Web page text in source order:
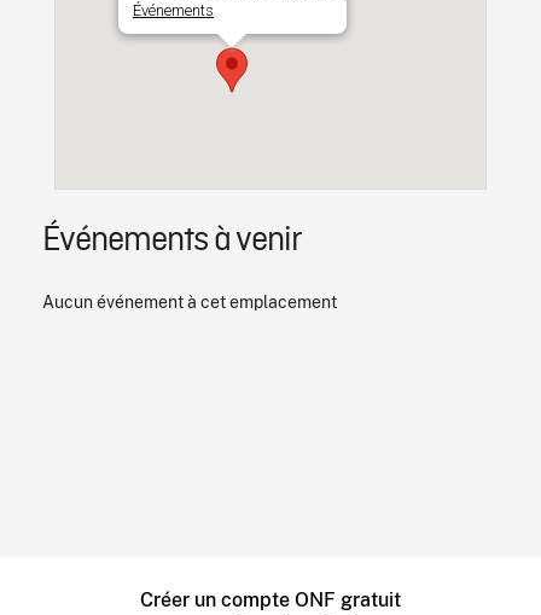
Événements
Événements à venir
Aucun événement à cet emplacement
Créer un compte ONF gratuit